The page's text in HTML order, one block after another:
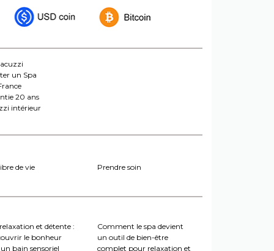
un Spa
20 ans
intérieur
de vie
Prendre soin
et détente :
le bonheur
bain sensoriel
Comment le spa devient
un outil de bien-être
complet pour relaxation et